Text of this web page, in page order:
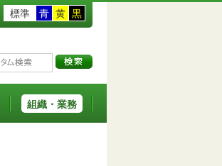
標準 青 黄 黒
組織・業務